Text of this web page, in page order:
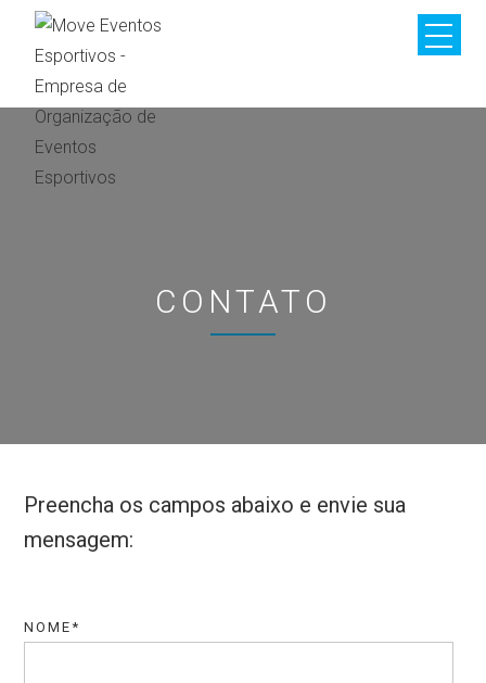
CONTATO
Preencha os campos abaixo e envie sua
mensagem:
NOME*